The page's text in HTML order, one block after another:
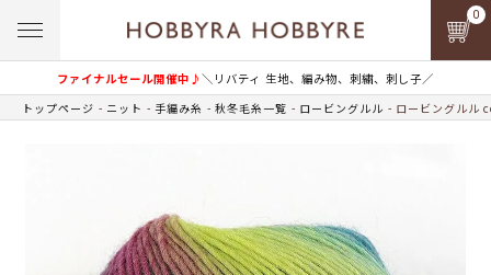
ファイナルセール開催中♪＼リバティ 生地、編み物、刺繍、刺し子／
0
トップページ ニット 手編み糸 秋冬毛糸一覧 ロービングルル ロービングルル